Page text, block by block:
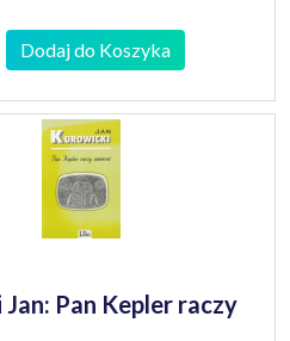
Dodaj do Koszyka
Pan Kepler raczy